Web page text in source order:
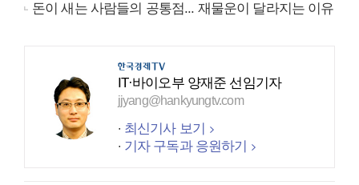
돈이 새는 사람들의 공통점... 재물운이 달라지는 이유
IT·바이오부 양재준 선임기자
jjyang@hankyungtv.com
최신기사 보기
기자 구독과 응원하기